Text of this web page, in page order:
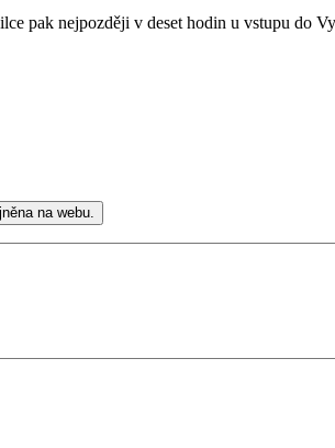
pak nejpozději v deset hodin u vstupu do